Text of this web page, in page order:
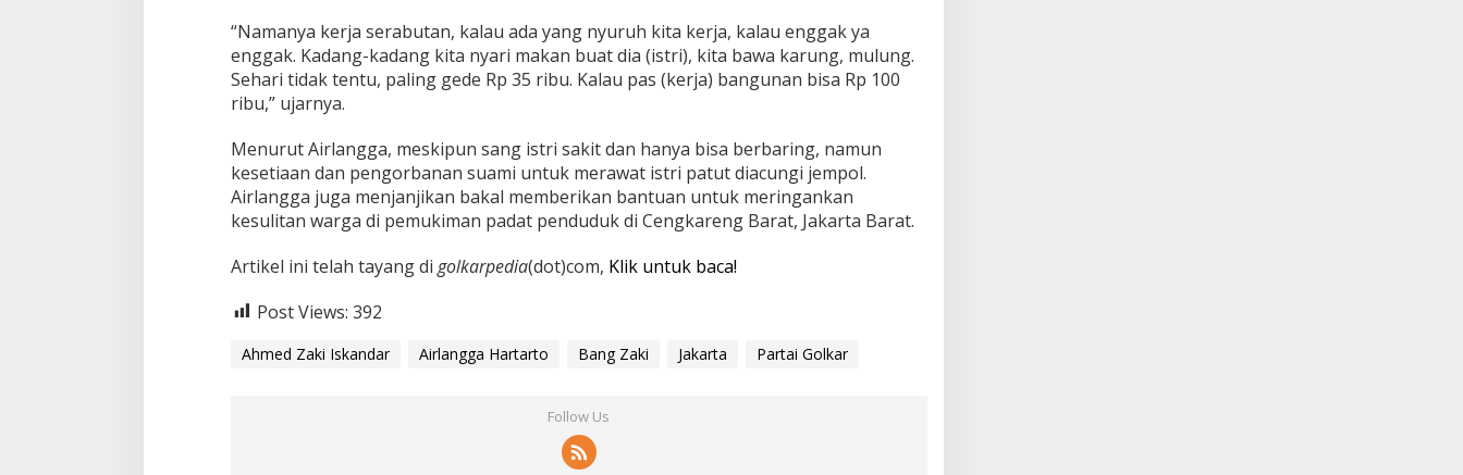
“Namanya kerja serabutan, kalau ada yang nyuruh kita kerja, kalau enggak ya
enggak. Kadang-kadang kita nyari makan buat dia (istri), kita bawa karung, mulung.
Sehari tidak tentu, paling gede Rp 35 ribu. Kalau pas (kerja) bangunan bisa Rp 100
ribu,” ujarnya.
Menurut Airlangga, meskipun sang istri sakit dan hanya bisa berbaring, namun
kesetiaan dan pengorbanan suami untuk merawat istri patut diacungi jempol.
Airlangga juga menjanjikan bakal memberikan bantuan untuk meringankan
kesulitan warga di pemukiman padat penduduk di Cengkareng Barat, Jakarta Barat.
Artikel ini telah tayang di golkarpedia(dot)com, Klik untuk baca!
Post Views: 392
Ahmed Zaki Iskandar Airlangga Hartarto Bang Zaki Jakarta Partai Golkar
Follow Us